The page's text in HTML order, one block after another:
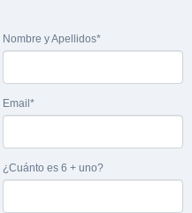
Nombre y Apellidos*
Email*
¿Cuánto es 6 + uno?
en su email el
documentación
CIF/DNI Ofertante*
Email*